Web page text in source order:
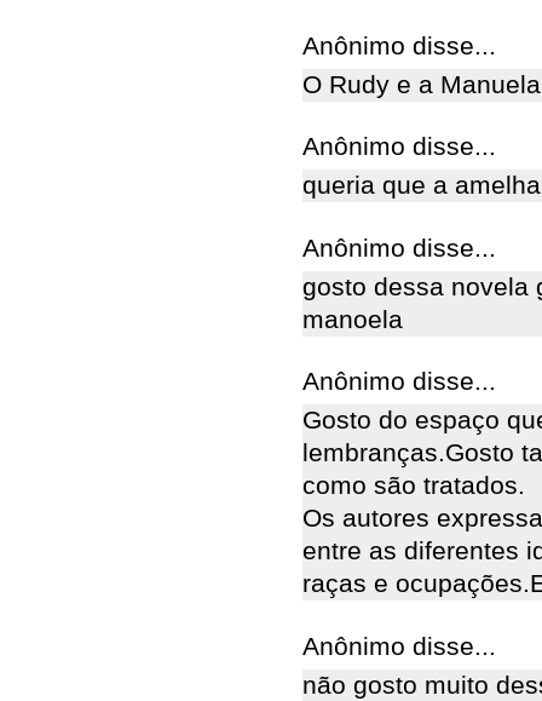
Anônimo disse...
O Rudy e a
Anônimo disse...
queria que a
Anônimo disse...
gosto dessa novela
manoela
Anônimo disse...
Gosto do espaço
lembranças.Gosto
como são tratados.
Os autores
entre as diferentes
raças e
Anônimo disse...
não gosto muito